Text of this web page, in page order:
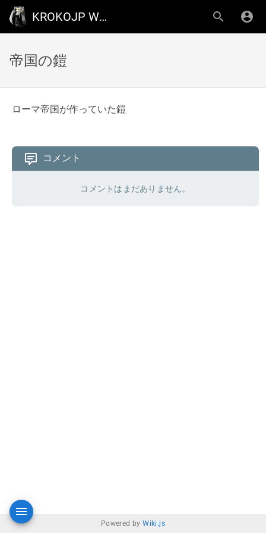
KROKOJP WIKI
帝国の鎧
ローマ帝国が作っていた鎧
コメント
コメントはまだありません。
Powered byWiki.js